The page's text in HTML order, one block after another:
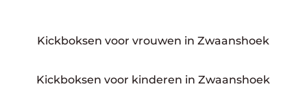
Kickboksen voor vrouwen in Zwaanshoek
Kickboksen voor kinderen in Zwaanshoek